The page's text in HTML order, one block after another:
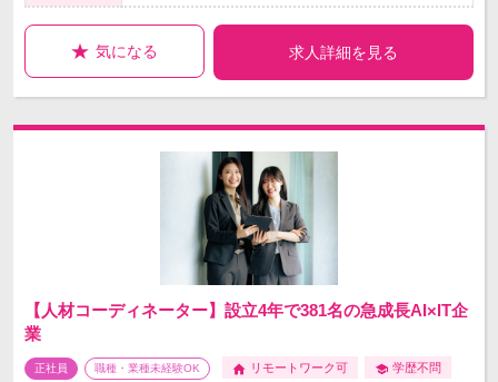
気になる 求人詳細を見る
【人材コーディネーター】設立4年で381名の急成長AI×IT企
業
正社員 職種・業種未経験OK リモートワーク可 学歴不問